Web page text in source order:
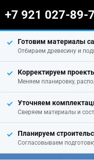
+7 921 027-89-
Готовим материалы
Отбираем древесину и
Корректируем
Меняем планировку,
Уточняем
Сверяем материалы и
Планируем
Согласовываем